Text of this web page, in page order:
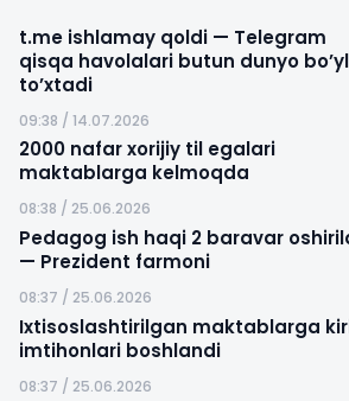
t.me ishlamay qoldi — Telegram
qisqa havolalari butun dunyo
to’xtadi
09:38 / 14.07.2026
2000 nafar xorijiy til egalari
maktablarga kelmoqda
08:38 / 25.06.2026
Pedagog ish haqi 2 baravar
— Prezident farmoni
08:37 / 25.06.2026
Ixtisoslashtirilgan maktablarga
imtihonlari boshlandi
08:37 / 25.06.2026